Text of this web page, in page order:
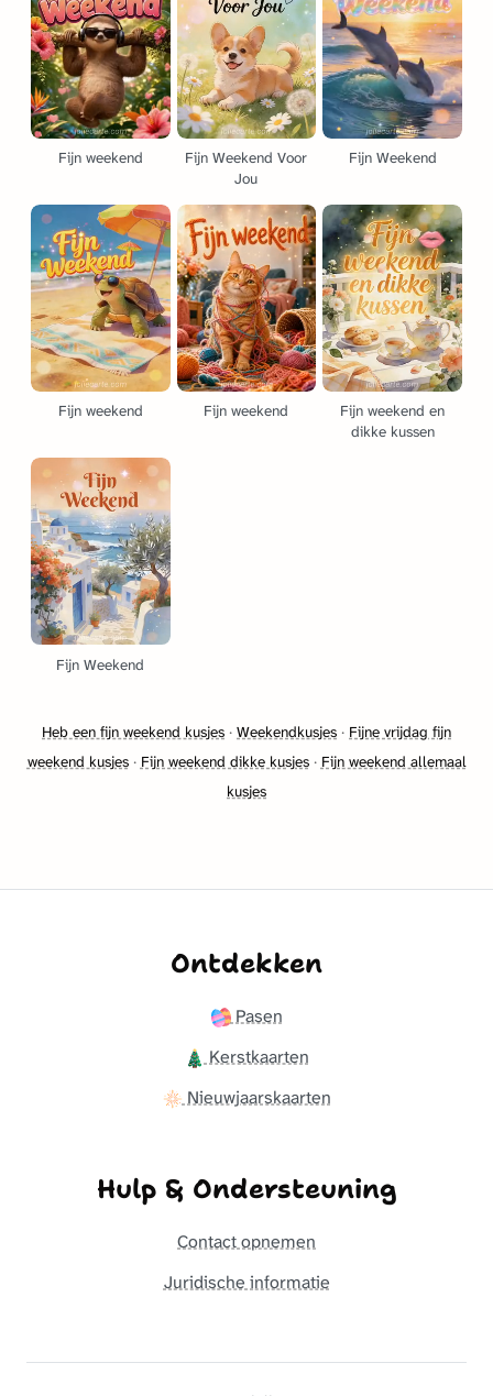
Fijn weekend
Fijn Weekend Voor
Jou
Fijn Weekend
Fijn weekend Fijn weekend
Fijn weekend en
dikke kussen
Fijn Weekend
Heb een fijn weekend kusjes · Weekendkusjes · Fijne vrijdag fijn
weekend kusjes· Fijn weekend dikke kusjes· Fijn weekend allemaal
kusjes
Ontdekken
Pasen
Kerstkaarten
Nieuwjaarskaarten
Hulp & Ondersteuning
Contact opnemen
Juridische informatie